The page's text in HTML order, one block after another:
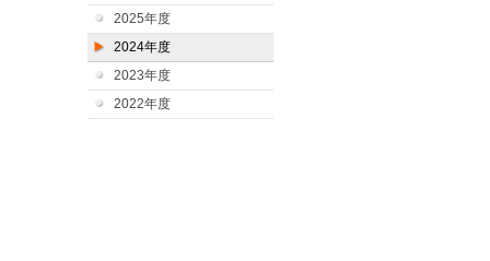
2025年度
2024年度
2023年度
2022年度